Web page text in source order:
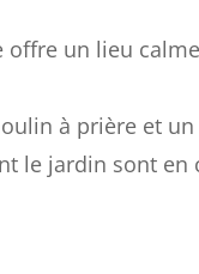
un lieu
à prière et
le jardin sont en